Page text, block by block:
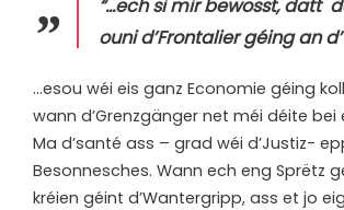
“…ech si mir bewosst, datt
ouni d’Frontalier géing an
…esou wéi eis ganz Economie géing
wann d’Grenzgänger net méi déite bei
Ma d’santé ass – grad wéi d’Justiz-
Besonnesches. Wann ech eng Sprëtz
kréien géint d’Wantergripp, ass et jo